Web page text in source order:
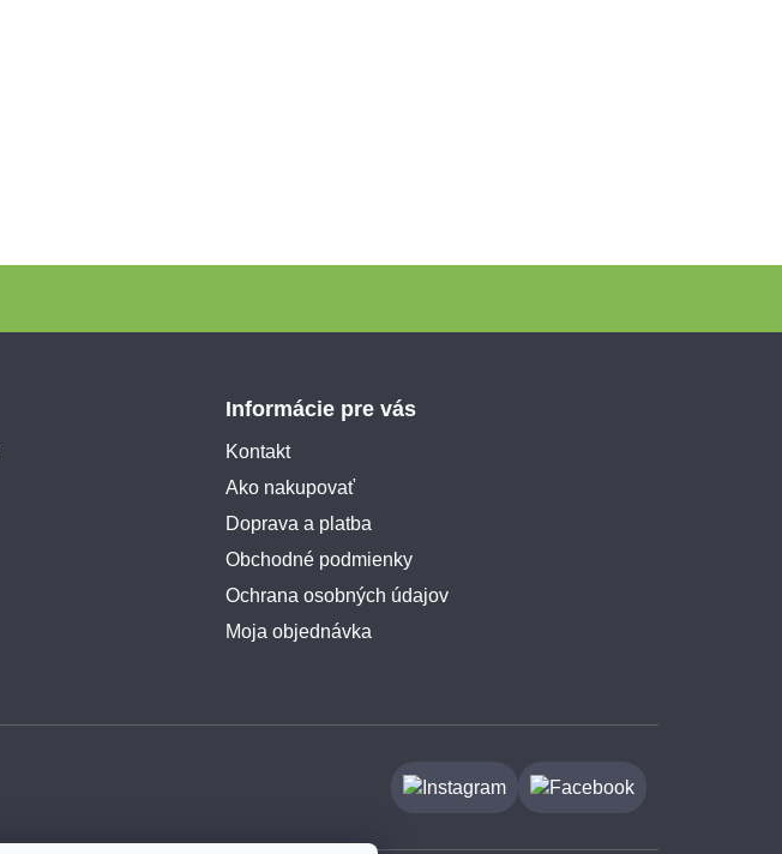
Informácie pre vás
Kontakt
Ako nakupovať
Doprava a platba
Obchodné podmienky
Ochrana osobných údajov
Moja objednávka